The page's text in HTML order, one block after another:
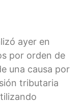
ayer en
por orden de
una causa por
tributaria